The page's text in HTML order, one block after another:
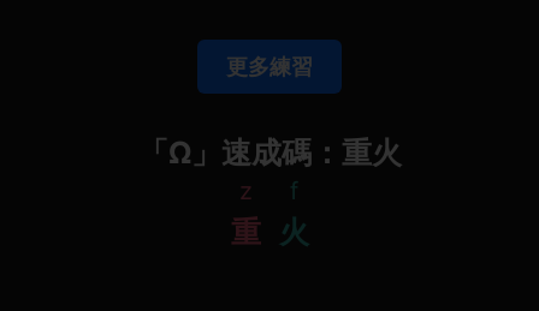
更多練習
「Ω」速成碼：重火
z
重
f
火